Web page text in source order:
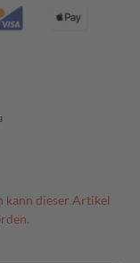
kann dieser Artikel